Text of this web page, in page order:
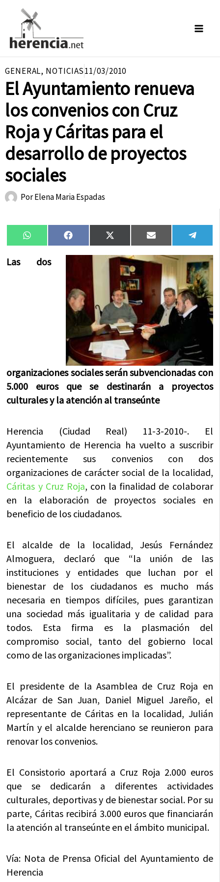
contenido
GENERAL, NOTICIAS11/03/2010
El Ayuntamiento renueva
los convenios con Cruz
Roja y Cáritas para el
desarrollo de proyectos
sociales
PorElena Maria Espadas
Compartir
en
WhatsAppCompartir
en
FacebookCompartir
en
X
(Twitter)
Compartir
en
Email
en
Las dos
organizaciones sociales serán subvencionadas con
5.000 euros que se destinarán a proyectos
culturales y la atención al transeúnte
Herencia (Ciudad Real) 11-3-2010-. El
Ayuntamiento de Herencia ha vuelto a suscribir
recientemente sus convenios con dos
organizaciones de carácter social de la localidad,
Cáritas y Cruz Roja, con la finalidad de colaborar
en la elaboración de proyectos sociales en
beneficio de los ciudadanos.
El alcalde de la localidad, Jesús Fernández
Almoguera, declaró que “la unión de las
instituciones y entidades que luchan por el
bienestar de los ciudadanos es mucho más
necesaria en tiempos difíciles, pues garantizan
una sociedad más igualitaria y de calidad para
todos. Esta firma es la plasmación del
compromiso social, tanto del gobierno local
como de las organizaciones implicadas”.
El presidente de la Asamblea de Cruz Roja en
Alcázar de San Juan, Daniel Miguel Jareño, el
representante de Cáritas en la localidad, Julián
Martín y el alcalde herenciano se reunieron para
renovar los convenios.
El Consistorio aportará a Cruz Roja 2.000 euros
que se dedicarán a diferentes actividades
culturales, deportivas y de bienestar social. Por su
parte, Cáritas recibirá 3.000 euros que financiarán
la atención al transeúnte en el ámbito municipal.
Vía: Nota de Prensa Oficial del Ayuntamiento de
Herencia